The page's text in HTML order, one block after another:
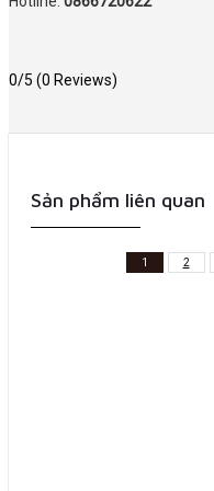
0/5 (0 Reviews)
Sản phẩm liên quan
1 2